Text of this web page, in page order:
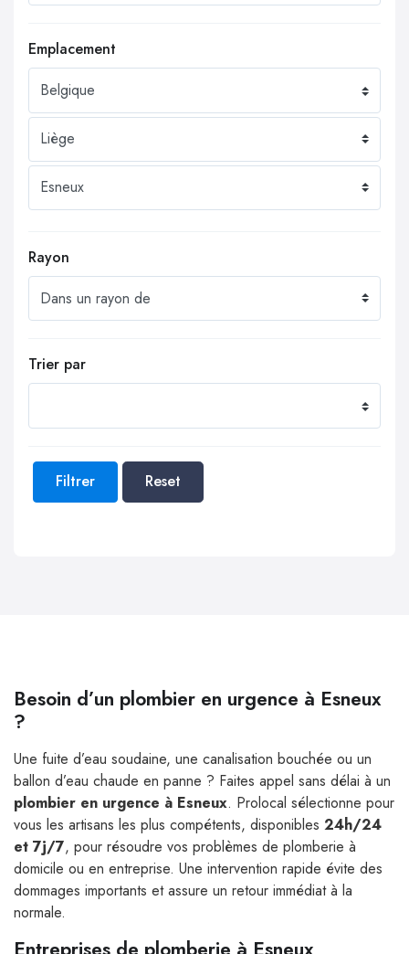
Emplacement
Rayon
Trier par
Filtrer Reset
Besoin d’un plombier en urgence à Esneux
?
Une fuite d’eau soudaine, une canalisation bouchée ou un
ballon d’eau chaude en panne ? Faites appel sans délai à un
plombier en urgence à Esneux. Prolocal sélectionne pour
vous les artisans les plus compétents, disponibles 24h/24
et 7j/7, pour résoudre vos problèmes de plomberie à
domicile ou en entreprise. Une intervention rapide évite des
dommages importants et assure un retour immédiat à la
normale.